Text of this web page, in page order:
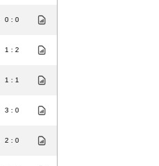
0 : 0
1 : 2
1 : 1
3 : 0
2 : 0